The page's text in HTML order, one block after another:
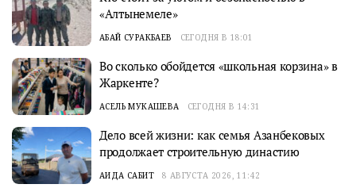
«Алтынемеле»
АБАЙ СУРАКБАЕВ СЕГОДНЯ В 18:01
Во сколько обойдется «школьная корзина» в
Жаркенте?
АСЕЛЬ МУКАШЕВА СЕГОДНЯ В 14:31
Дело всей жизни: как семья Азанбековых
продолжает строительную династию
АИДА САБИТ 8 АВГУСТА 2026, 11:42